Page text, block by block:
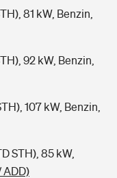
81 kW, Benzin,
92 kW, Benzin,
107 kW, Benzin,
STH), 85 kW,
ADD)